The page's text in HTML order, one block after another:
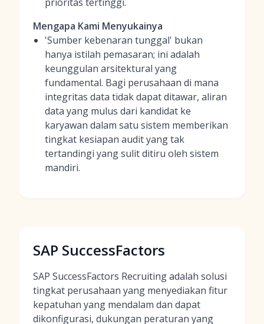
Mengapa Kami Menyukainya
'Sumber kebenaran tunggal' bukan
hanya istilah pemasaran; ini adalah
keunggulan arsitektural yang
fundamental. Bagi perusahaan di mana
integritas data tidak dapat ditawar, aliran
data yang mulus dari kandidat ke
karyawan dalam satu sistem memberikan
tingkat kesiapan audit yang tak
tertandingi yang sulit ditiru oleh sistem
mandiri.
SAP SuccessFactors
SAP SuccessFactors Recruiting adalah solusi
tingkat perusahaan yang menyediakan fitur
kepatuhan yang mendalam dan dapat
dikonfigurasi, dukungan peraturan yang